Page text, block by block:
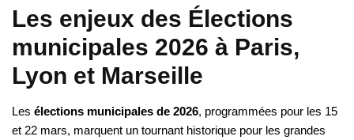
Les enjeux des Élections
municipales 2026 à Paris,
Lyon et Marseille
Les élections municipales de 2026, programmées pour les 15
et 22 mars, marquent un tournant historique pour les grandes